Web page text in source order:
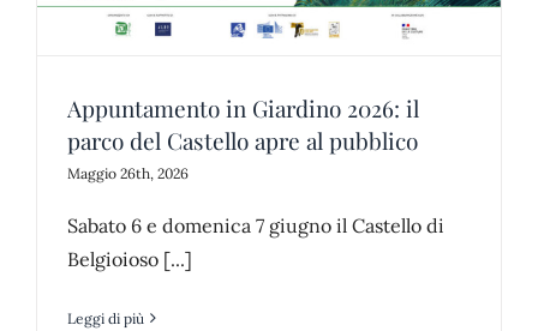
Appuntamento in Giardino 2026: il
parco del Castello apre al pubblico
Maggio 26th, 2026
Sabato 6 e domenica 7 giugno il Castello di
Belgioioso [...]
Leggi di più